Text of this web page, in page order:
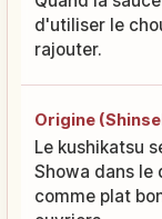
d'utiliser le
rajouter.
Origine
Le kushikatsu
Showa dans le
comme plat